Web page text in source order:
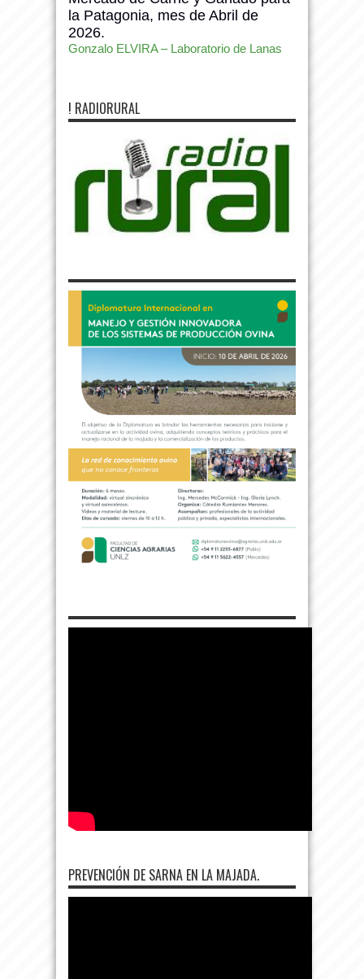
la Patagonia, mes de Abril de
2026.
Gonzalo ELVIRA – Laboratorio de Lanas
! RADIORURAL
PREVENCIÓN DE SARNA EN LA MAJADA.